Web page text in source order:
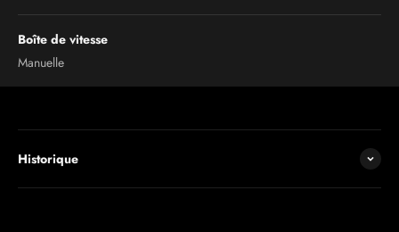
Boîte de vitesse
Manuelle
Historique